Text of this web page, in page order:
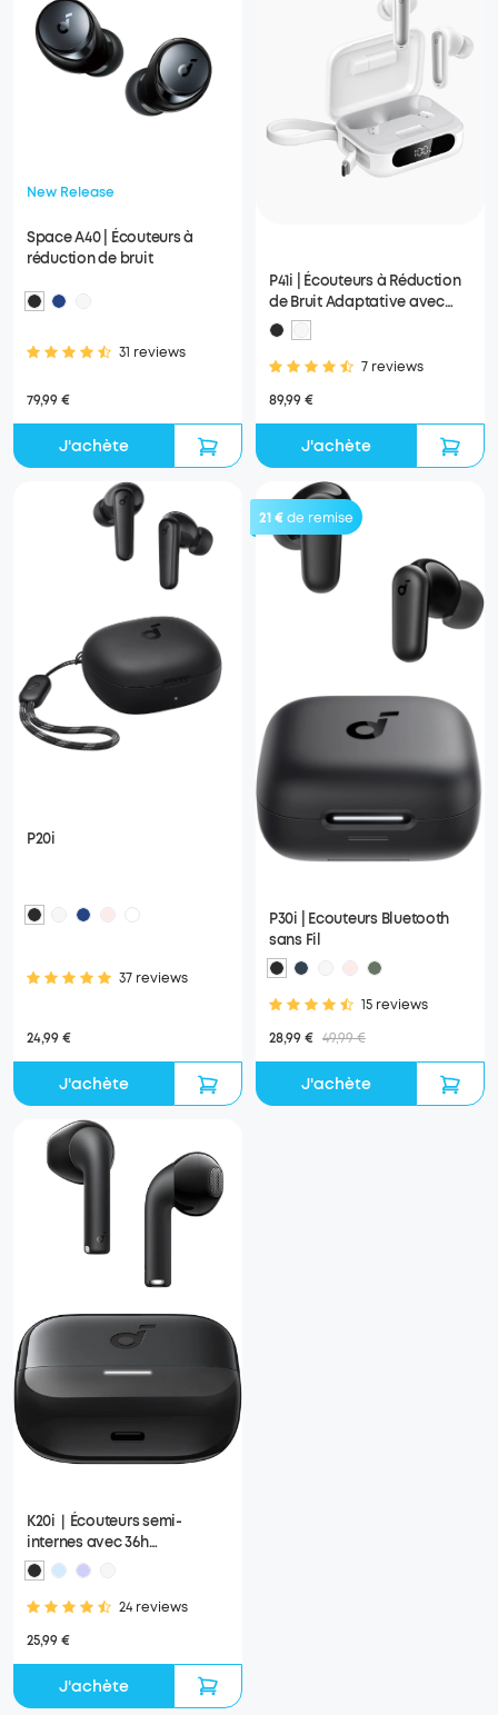
New Release
Space A40 | Écouteurs à
réduction de bruit
31 reviews
79,99 €
J'achète
P41i | Écouteurs à Réduction
de Bruit Adaptative avec
Chargeur de Téléphone
7 reviews
89,99 €
J'achète
P20i
37 reviews
24,99 €
J'achète
21 €de remise
P30i | Ecouteurs Bluetooth
sans Fil
15 reviews
28,99 € 49,99 €
J'achète
K20i｜Écouteurs semi-
internes avec 36h
d’autonomie et appels clairs
24 reviews
25,99 €
J'achète